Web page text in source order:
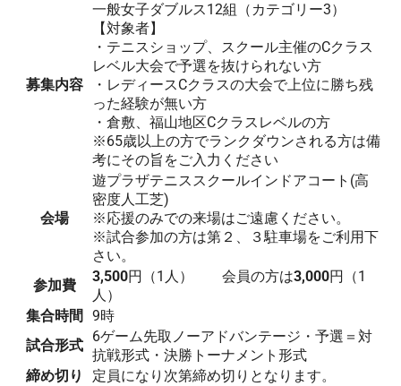
募集内容
一般女子ダブルス12組（カテゴリー3）
【対象者】
・テニスショップ、スクール主催のCクラス
レベル大会で予選を抜けられない方
・レディースCクラスの大会で上位に勝ち残
った経験が無い方
・倉敷、福山地区Cクラスレベルの方
※65歳以上の方でランクダウンされる方は備
考にその旨をご入力ください
会場
遊プラザテニススクールインドアコート(高
密度人工芝)
※応援のみでの来場はご遠慮ください。
※試合参加の方は第２、３駐車場をご利用下
さい。
参加費
3,500円（1人） 会員の方は3,000円（1
人）
集合時間
9時
試合形式
6ゲーム先取ノーアドバンテージ・予選＝対
抗戦形式・決勝トーナメント形式
締め切り
定員になり次第締め切りとなります。